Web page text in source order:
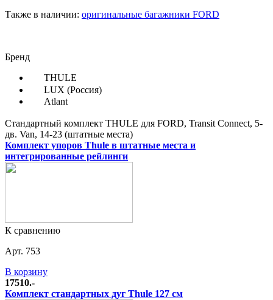
Также в наличии: оригинальные багажники FORD
Бренд
THULE
LUX (Россия)
Atlant
Стандартный комплект THULE для FORD, Transit Connect, 5-
дв. Van, 14-23 (штатные места)
Комплект упоров Thule в штатные места и
интегрированные рейлинги
К сравнению
Арт. 753
В корзину
17510.-
Комплект стандартных дуг Thule 127 см